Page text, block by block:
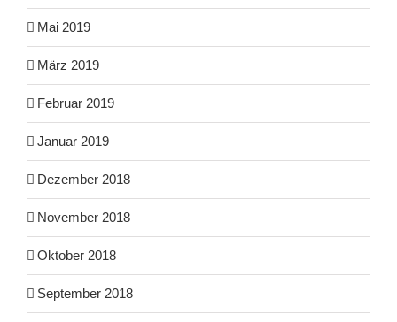
Mai 2019
März 2019
Februar 2019
Januar 2019
Dezember 2018
November 2018
Oktober 2018
September 2018